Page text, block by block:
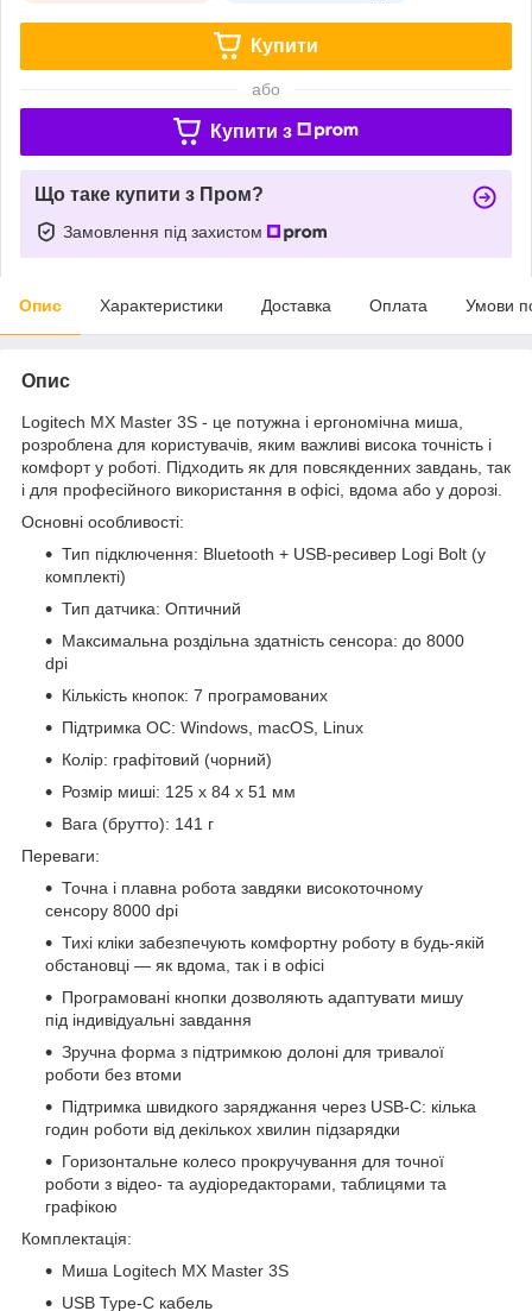
Купити
або
Купити з
Що таке купити з Пром?
Замовлення під захистом
Опис Характеристики Доставка Оплата Умови
Опис
Logitech MX Master 3S - це потужна і ергономічна миша,
розроблена для користувачів, яким важливі висока точність і
комфорт у роботі. Підходить як для повсякденних завдань, так
і для професійного використання в офісі, вдома або у дорозі.
Основні особливості:
Тип підключення: Bluetooth + USB-ресивер Logi Bolt (у
комплекті)
Тип датчика: Оптичний
Максимальна роздільна здатність сенсора: до 8000
dpi
Кількість кнопок: 7 програмованих
Підтримка ОС: Windows, macOS, Linux
Колір: графітовий (чорний)
Розмір миші: 125 x 84 x 51 мм
Вага (брутто): 141 г
Переваги:
Точна і плавна робота завдяки високоточному
сенсору 8000 dpi
Тихі кліки забезпечують комфортну роботу в будь-якій
обстановці — як вдома, так і в офісі
Програмовані кнопки дозволяють адаптувати мишу
під індивідуальні завдання
Зручна форма з підтримкою долоні для тривалої
роботи без втоми
Підтримка швидкого заряджання через USB-C: кілька
годин роботи від декількох хвилин підзарядки
Горизонтальне колесо прокручування для точної
роботи з відео- та аудіоредакторами, таблицями та
графікою
Комплектація:
Миша Logitech MX Master 3S
USB Type-C кабель